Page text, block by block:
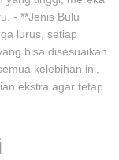
- **Jenis Bulu
lurus, setiap
bisa disesuaikan
kelebihan ini,
ekstra agar tetap